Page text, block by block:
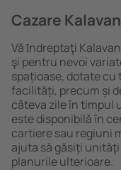
Cazare Kalavan
Vă ȋndreptaţi
şi pentru nevoi
spațioase, dotate
facilități, precum și
câteva zile în timpul
este disponibilă în
cartiere sau regiuni
ajuta să găsiţi
planurile ulterioare.